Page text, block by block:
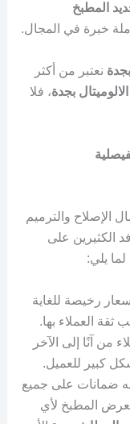
المطبخ
خبرة في المجال.
نعتبر من أكثر
بجدة، فلا
الإصلاح والترميم
الكثيرين على
يلي:
رخيصة للغاية
العملاء بها.
من آنًا إلى الآخر
كبير للعميل.
ضمانات على جميع
المطبخ لأي